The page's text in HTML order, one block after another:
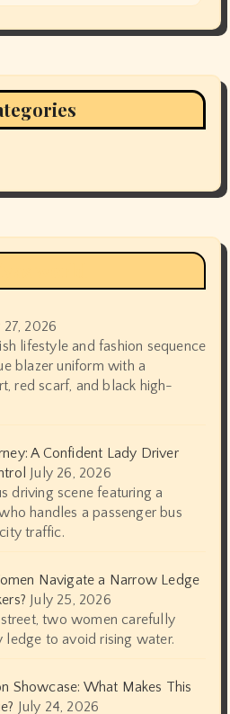
27, 2026
lifestyle and fashion sequence
blazer uniform with a
red scarf, and black high-
A Confident Lady Driver
July 26, 2026
driving scene featuring a
handles a passenger bus
traffic.
Navigate a Narrow Ledge
July 25, 2026
two women carefully
to avoid rising water.
Showcase: What Makes This
July 24, 2026